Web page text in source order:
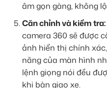
âm gọn gàng, không
Căn chỉnh và kiểm tra:
camera 360 sẽ được
ảnh hiển thị chính
năng của màn hình
lệnh giọng nói đều
khi bàn giao xe.